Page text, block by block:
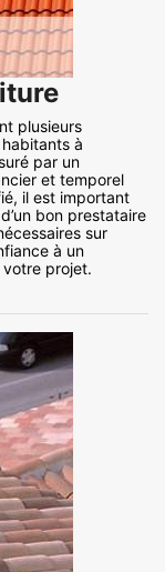
plusieurs
à
par un
et temporel
il est important
bon prestataire
sur
à un
projet.